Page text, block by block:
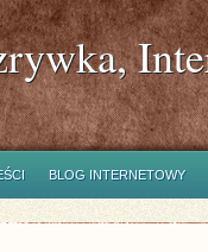
BLOG INTERNETOWY